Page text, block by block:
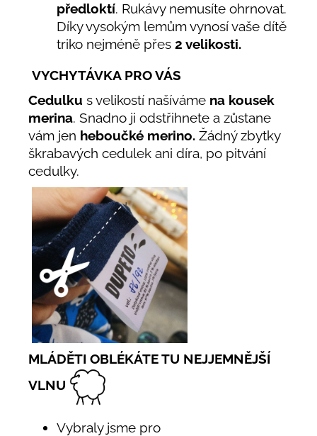
předloktí. Rukávy nemusíte ohrnovat.
Díky vysokým lemům vynosí vaše dítě
triko nejméně přes 2 velikosti.
VYCHYTÁVKA PRO VÁS
Cedulku s velikostí našíváme na kousek
merina. Snadno ji odstřihnete a zůstane
vám jen heboučké merino. Žádný zbytky
škrabavých cedulek ani díra, po pitvání
cedulky.
MLÁDĚTI OBLÉKÁTE TU NEJJEMNĚJŠÍ
VLNU
Vybraly jsme pro